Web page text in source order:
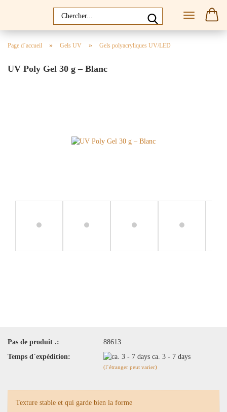
Page d`accueil » Gels UV » Gels polyacryliques UV/LED
UV Poly Gel 30 g – Blanc
Pas de produit .:
88613
Temps d`expédition:
ca. 3 - 7 days
(l`étranger peut varier)
Texture stable et qui garde bien la forme